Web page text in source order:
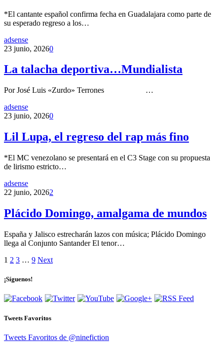
*El cantante español confirma fecha en Guadalajara como parte de
su esperado regreso a los…
adsense
23 junio, 20260
La talacha deportiva…Mundialista
Por José Luis «Zurdo» Terrones …
adsense
23 junio, 20260
Lil Lupa, el regreso del rap más fino
*El MC venezolano se presentará en el C3 Stage con su propuesta
de lirismo estricto…
adsense
22 junio, 20262
Plácido Domingo, amalgama de mundos
España y Jalisco estrecharán lazos con música; Plácido Domingo
llega al Conjunto Santander El tenor…
1 2 3 … 9 Next
¡Síguenos!
Tweets Favoritos
Tweets Favoritos de @ninefiction